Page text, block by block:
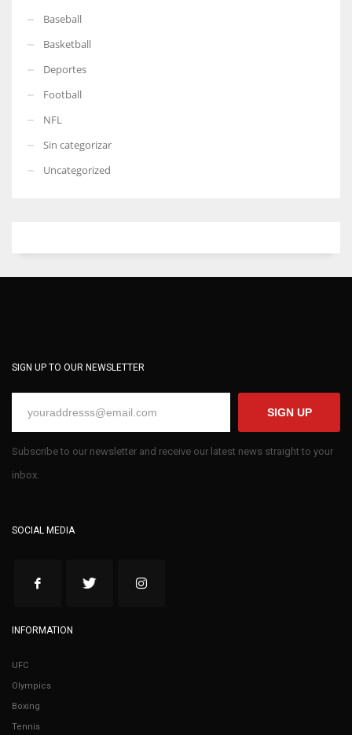
Baseball
Basketball
Deportes
Football
NFL
Sin categorizar
Uncategorized
SIGN UP TO OUR NEWSLETTER
SIGN UP
Subscribe to our newsletter and receive our latest news straight to your
inbox.
SOCIAL MEDIA
INFORMATION
UFC
Olympics
Boxing
Tennis